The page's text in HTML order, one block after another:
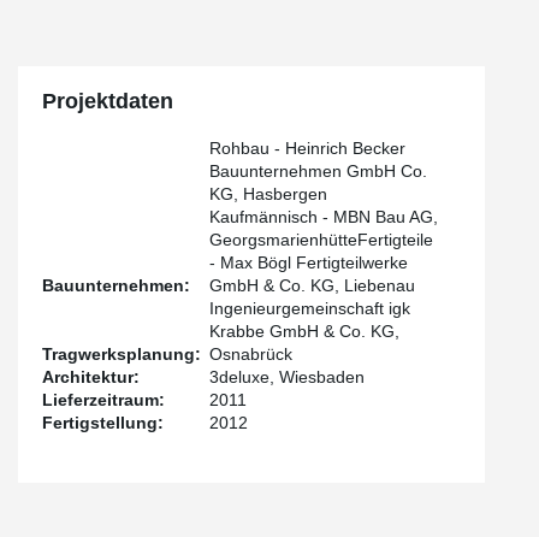
Projektdaten
Bauunternehmen:
Rohbau - Heinrich Becker
Bauunternehmen GmbH Co.
KG, Hasbergen
Kaufmännisch - MBN Bau AG,
GeorgsmarienhütteFertigteile
- Max Bögl Fertigteilwerke
GmbH & Co. KG, Liebenau
Tragwerksplanung:
Ingenieurgemeinschaft igk
Krabbe GmbH & Co. KG,
Osnabrück
Architektur:
3deluxe, Wiesbaden
Lieferzeitraum:
2011
Fertigstellung:
2012